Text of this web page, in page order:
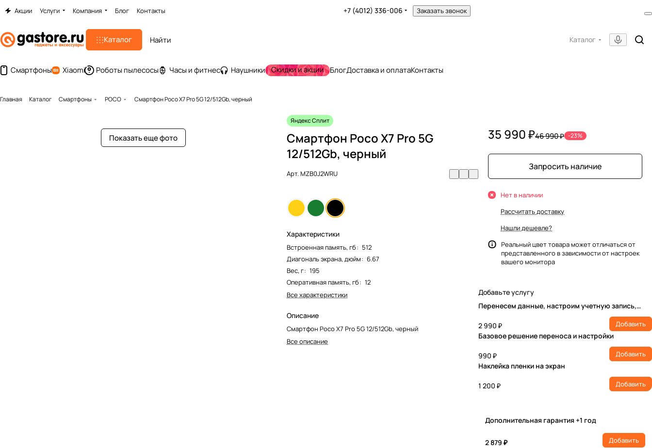
Акции Услуги Компания Блог Контакты +7 (4012) 336-006 Заказать звонок
Каталог Каталог
Смартфоны Xiaomi Роботы пылесосы Часы и фитнес Наушники Скидки и акции БлогДоставка и оплатаКонтакты
Главная Каталог Смартфоны POCO Смартфон Poco X7 Pro 5G 12/512Gb, черный
Показать еще фото
Яндекс Сплит
Смартфон Poco X7 Pro 5G
12/512Gb, черный
Арт.MZB0J2WRU
Характеристики
Встроенная память, гб: 512
Диагональ экрана, дюйм: 6.67
Вес, г: 195
Оперативная память, гб: 12
Все характеристики
Описание
Смартфон Poco X7 Pro 5G 12/512Gb, черный
Все описание
35 990 ₽46 990 ₽ -23%
Запросить наличие
Нет в наличии
Рассчитать доставку
Нашли дешевле?
Реальный цвет товара может отличаться от
представленного в зависимости от настроек
вашего монитора
Добавьте услугу
Перенесем данные, настроим учетную запись,
2 990 ₽
Добавить
Базовое решение переноса и настройки
990 ₽ Добавить
Наклейка пленки на экран
1 200 ₽ Добавить
Дополнительная гарантия +1 год
2 879 ₽ Добавить